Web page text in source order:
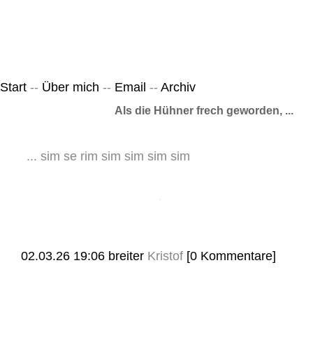
Start -- Über mich -- Email -- Archiv
Als die Hühner frech geworden, ...
... sim se rim sim sim sim sim
02.03.26 19:06 breiter Kristof [0 Kommentare]